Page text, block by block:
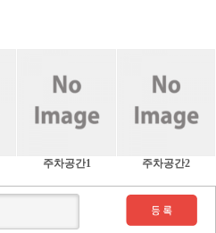
주차공간1 주차공간2